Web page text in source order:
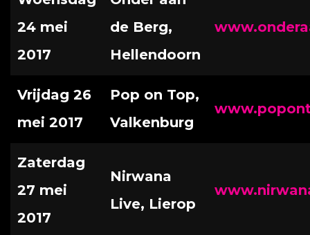
24 mei
2017
de Berg,
Hellendoorn
Vrijdag 26
mei 2017
Pop on Top,
Valkenburg
Zaterdag
27 mei
2017
Nirwana
Live, Lierop